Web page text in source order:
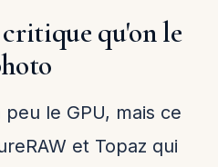
qu'on le
le GPU, mais ce
et Topaz qui